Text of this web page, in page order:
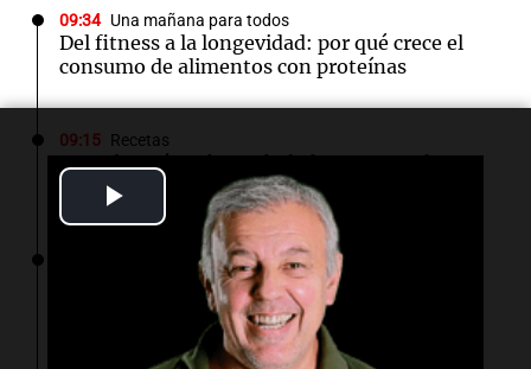
Video
09:34 Una mañana para todos
Del fitness a la longevidad: por qué crece el
consumo de alimentos con proteínas
09:15 Recetas
Descubre cómo hacer helados artesanales en
casa sin necesidad de máquina
Altas Cumbres: rescataron a una cabra que
llevaba ocho días atrapada en un precipicio